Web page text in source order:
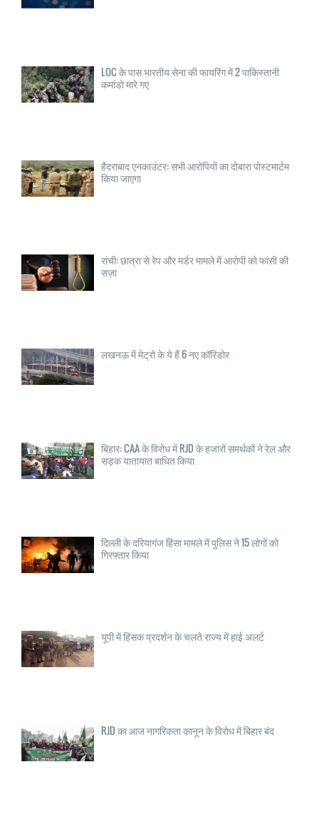
LOC के पास भारतीय सेना की फायरिंग में 2 पाकिस्तानी
कमांडो मारे गए
हैदराबाद एनकाउंटर: सभी आरोपियों का दोबारा पोस्टमार्टम
किया जाएगा
रांची: छात्रा से रेप और मर्डर मामले में आरोपी को फांसी की
सज़ा
लखनऊ में मेट्रो के ये हैं 6 नए कॉरिडोर
बिहार: CAA के विरोध में RJD के हजारों समर्थकों ने रेल और
सड़क यातायात बाधित किया
दिल्ली के दरियागंज हिंसा मामले में पुलिस ने 15 लोगों को
गिरफ्तार किया
यूपी में हिंसक प्रदर्शन के चलते राज्य में हाई अलर्ट
RJD का आज नागरिकता कानून के विरोध में बिहार बंद